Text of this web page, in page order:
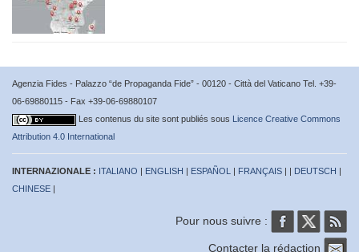
Agenzia Fides - Palazzo “de Propaganda Fide” - 00120 - Città del Vaticano Tel. +39-
06-69880115 - Fax +39-06-69880107
Les contenus du site sont publiés sous Licence Creative Commons
Attribution 4.0 International
INTERNAZIONALE : ITALIANO | ENGLISH | ESPAÑOL | FRANÇAIS | | DEUTSCH |
CHINESE |
Pour nous suivre :
Contacter la rédaction